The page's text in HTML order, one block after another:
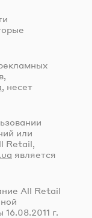
, несет
или
Retail,
является
All Retail
16.08.2011 г.